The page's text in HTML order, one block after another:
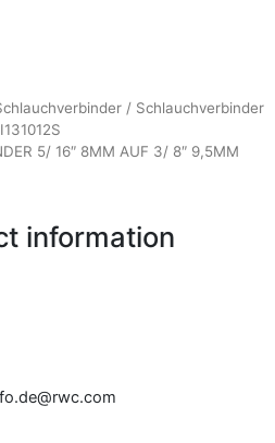
/ Schlauchverbinder
5/ 16″ 8MM AUF 3/ 8″ 9,5MM
information